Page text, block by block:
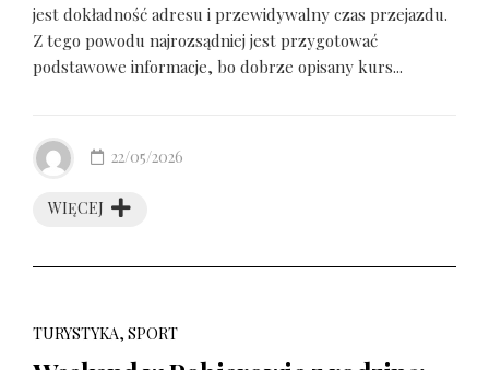
jest dokładność adresu i przewidywalny czas przejazdu.
Z tego powodu najrozsądniej jest przygotować
podstawowe informacje, bo dobrze opisany kurs...
WIĘCEJ
22/05/2026
TURYSTYKA, SPORT